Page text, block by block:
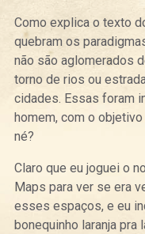
Como explica o texto
quebram os
não são aglomerados
torno de rios ou
cidades. Essas foram
homem, com o
né?
Claro que eu joguei o
Maps para ver se era
esses espaços, e eu
bonequinho laranja pra